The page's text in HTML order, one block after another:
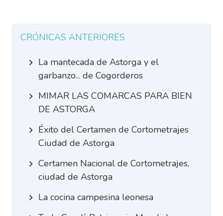
CRÓNICAS ANTERIORES
La mantecada de Astorga y el
garbanzo... de Cogorderos
MIMAR LAS COMARCAS PARA BIEN
DE ASTORGA
Éxito del Certamen de Cortometrajes
Ciudad de Astorga
Certamen Nacional de Cortometrajes,
ciudad de Astorga
La cocina campesina leonesa